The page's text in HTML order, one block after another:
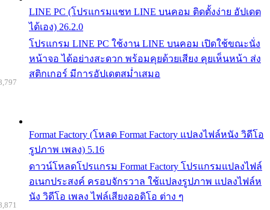
LINE PC (โปรแกรมแชท LINE บนคอม ติดตั้งง่าย อัปเดต
ได้เอง) 26.2.0
โปรแกรม LINE PC ใช้งาน LINE บนคอม เปิดใช้ขณะนั่ง
หน้าจอ ได้อย่างสะดวก พร้อมคุยด้วยเสียง คุยเห็นหน้า ส่ง
สติกเกอร์ มีการอัปเดตสม่ำเสมอ
Format Factory (โหลด Format Factory แปลงไฟล์หนัง วิดีโอ
รูปภาพ เพลง) 5.16
ดาวน์โหลดโปรแกรม Format Factory โปรแกรมแปลงไฟล์
อเนกประสงค์ ครอบจักรวาล ใช้แปลงรูปภาพ แปลงไฟล์ห
นัง วิดีโอ เพลง ไฟล์เสียงออดิโอ ต่าง ๆ